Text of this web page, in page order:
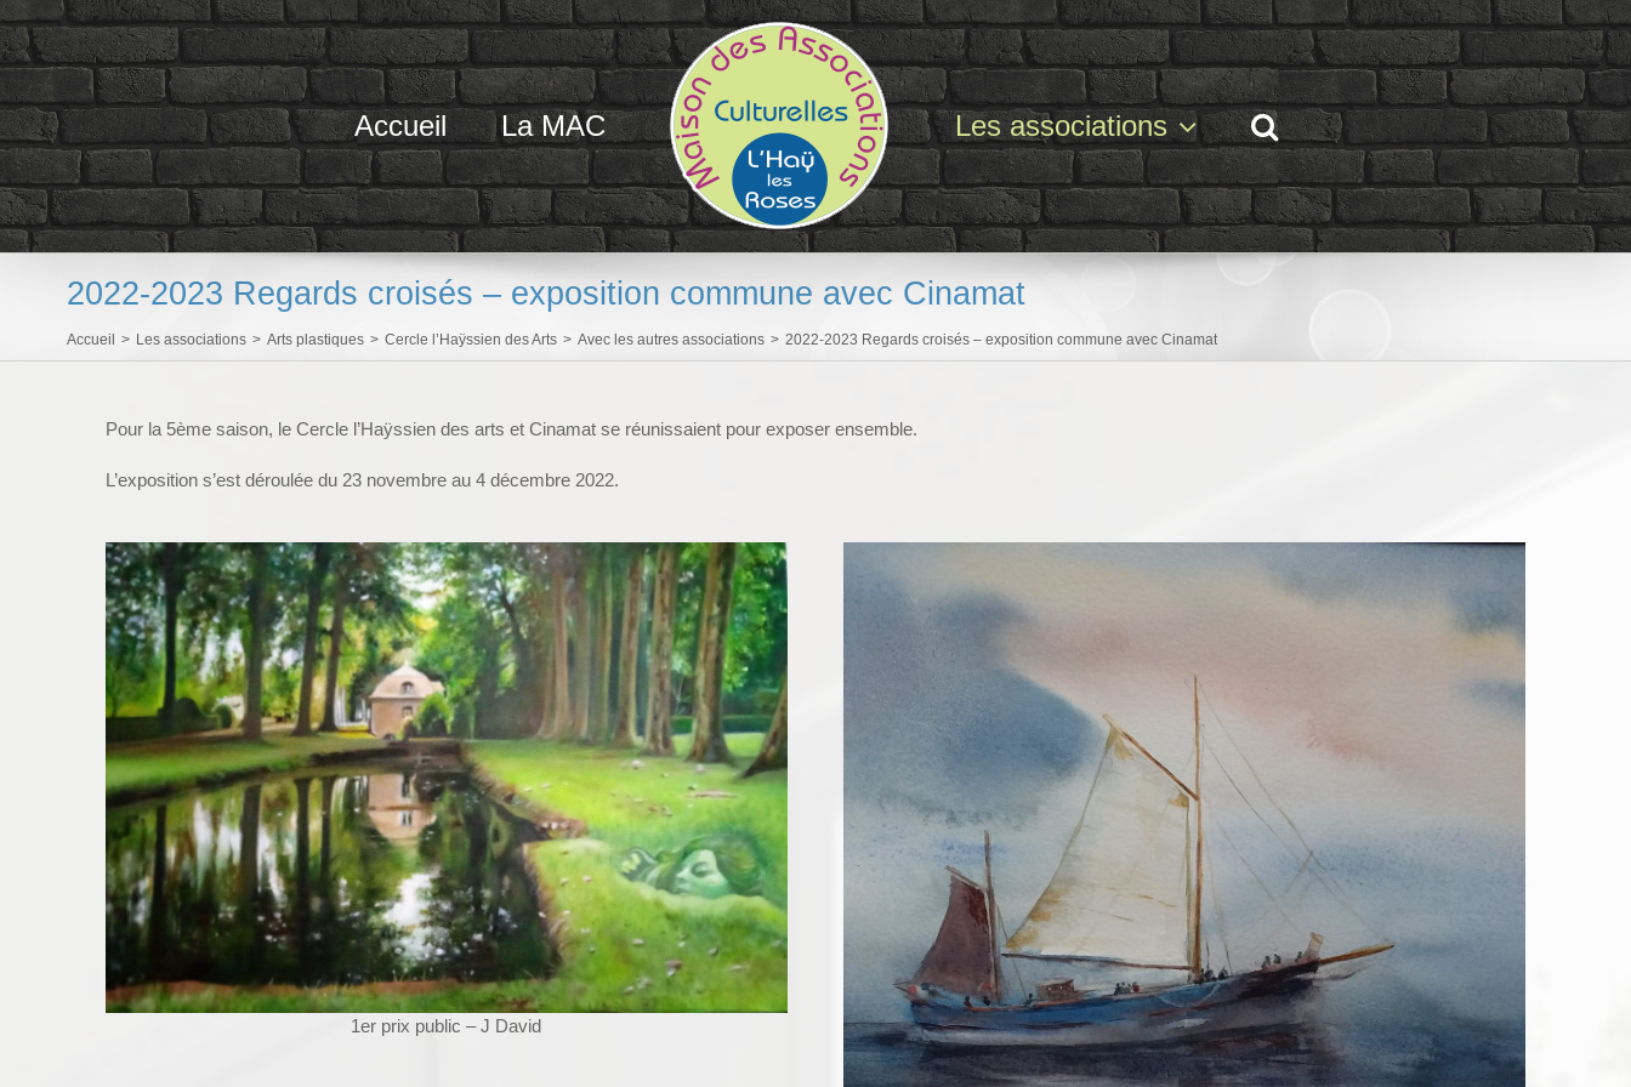
Passer
au
contenu
Accueil La MAC Les associations
2022-2023 Regards croisés – exposition commune avec Cinamat
Accueil > Les associations > Arts plastiques > Cercle l’Haÿssien des Arts > Avec les autres associations > 2022-2023 Regards croisés – exposition commune avec Cinamat
Pour la 5ème saison, le Cercle l’Haÿssien des arts et Cinamat se réunissaient pour exposer ensemble.
L’exposition s’est déroulée du 23 novembre au 4 décembre 2022.
1er prix public – J David